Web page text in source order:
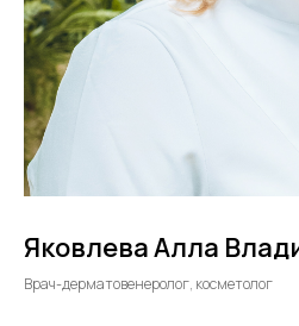
Яковлева Алла
Врач-дерматовенеролог, косметолог